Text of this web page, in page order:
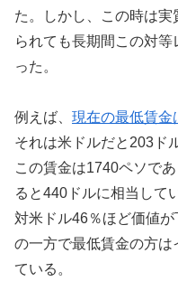
た。しかし、この時は実
られても長期間この対
った。
例えば、 現在の最低賃金
それは米ドルだと203ド
この賃金は1740ペソで
ると440ドルに相当して
対米ドル46％ほど価値
の一方で最低賃金の方は
ている。